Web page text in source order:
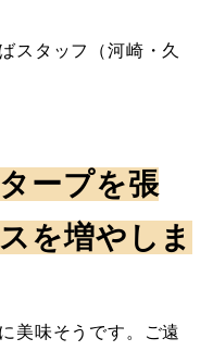
スタッフ（河崎・久
ープを張
を増やしま
美味そうです。ご遠